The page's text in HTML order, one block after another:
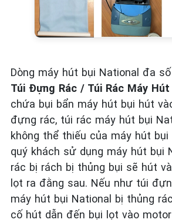
Dòng máy hút bụi National đa
Túi Đựng Rác / Túi Rác Máy
chứa bụi bẩn máy hút bụi hút
đựng rác, túi rác máy hút bụi
không thể thiếu của máy hút bụi
quý khách sử dụng máy hút bụi
rác bị rách bị thủng bụi sẽ hút
lọt ra đằng sau. Nếu như túi
máy hút bụi National bị thủng
cố hút dẫn đến bụi lọt vào